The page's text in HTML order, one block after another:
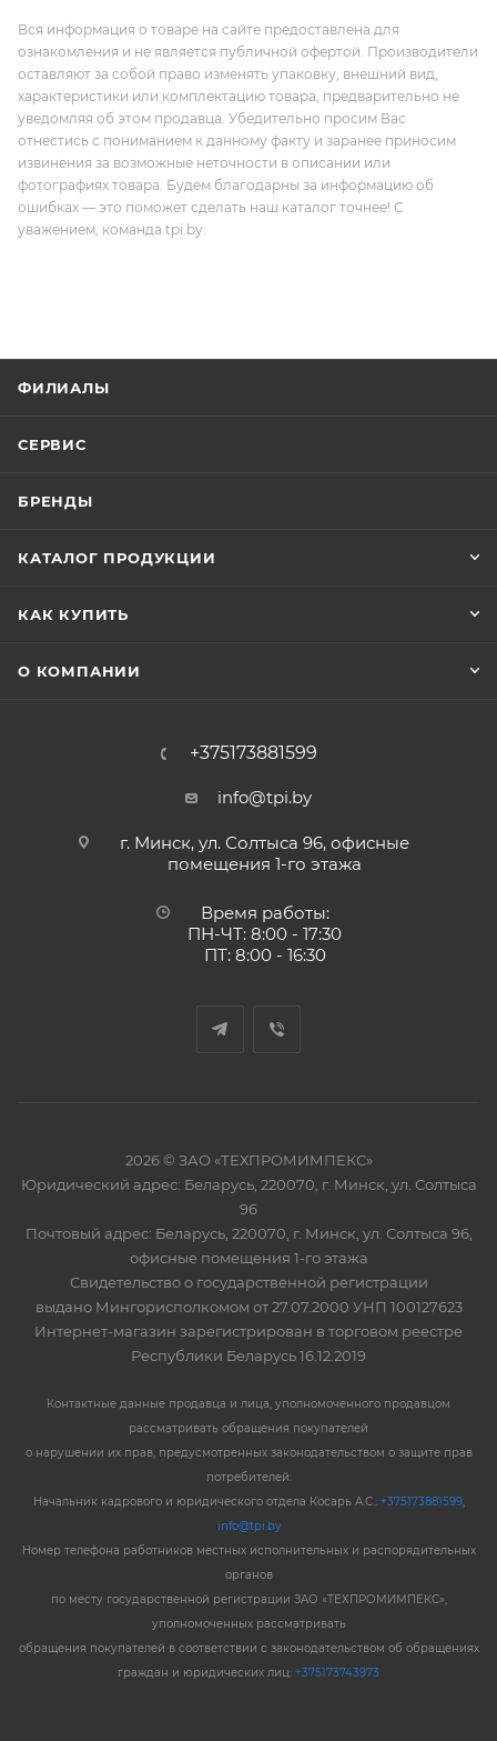
Вся информация о товаре на сайте предоставлена для
ознакомления и не является публичной офертой. Производители
оставляют за собой право изменять упаковку, внешний вид,
характеристики или комплектацию товара, предварительно не
уведомляя об этом продавца. Убедительно просим Вас
отнестись с пониманием к данному факту и заранее приносим
извинения за возможные неточности в описании или
фотографиях товара. Будем благодарны за информацию об
ошибках — это поможет сделать наш каталог точнее! С
уважением, команда tpi.by.
ФИЛИАЛЫ
СЕРВИС
БРЕНДЫ
КАТАЛОГ ПРОДУКЦИИ
КАК КУПИТЬ
О КОМПАНИИ
+375173881599
info@tpi.by
г. Минск, ул. Солтыса 96, офисные
помещения 1-го этажа
Время работы:
ПН-ЧТ: 8:00 - 17:30
ПТ: 8:00 - 16:30
2026 © ЗАО «ТЕХПРОМИМПЕКС»
Юридический адрес: Беларусь, 220070, г. Минск, ул. Солтыса
96
Почтовый адрес: Беларусь, 220070, г. Минск, ул. Солтыса 96,
офисные помещения 1-го этажа
Свидетельство о государственной регистрации
выдано Мингорисполкомом от 27.07.2000 УНП 100127623
Интернет-магазин зарегистрирован в торговом реестре
Республики Беларусь 16.12.2019
Контактные данные продавца и лица, уполномоченного продавцом
рассматривать обращения покупателей
о нарушении их прав, предусмотренных законодательством о защите прав
потребителей:
Начальник кадрового и юридического отдела Косарь А.С.: +375173881599,
info@tpi.by
Номер телефона работников местных исполнительных и распорядительных
органов
по месту государственной регистрации ЗАО «ТЕХПРОМИМПЕКС»,
уполномоченных рассматривать
обращения покупателей в соответствии с законодательством об обращениях
граждан и юридических лиц: +375173743973